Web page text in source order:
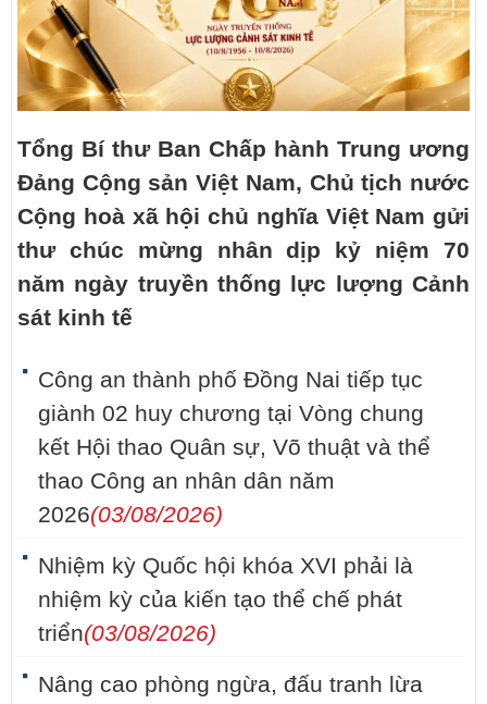
Tổng Bí thư Ban Chấp hành Trung ương
Đảng Cộng sản Việt Nam, Chủ tịch nước
Cộng hoà xã hội chủ nghĩa Việt Nam gửi
thư chúc mừng nhân dịp kỷ niệm 70
năm ngày truyền thống lực lượng Cảnh
sát kinh tế
Công an thành phố Đồng Nai tiếp tục
giành 02 huy chương tại Vòng chung
kết Hội thao Quân sự, Võ thuật và thể
thao Công an nhân dân năm
2026(03/08/2026)
Nhiệm kỳ Quốc hội khóa XVI phải là
nhiệm kỳ của kiến tạo thể chế phát
triển(03/08/2026)
Nâng cao phòng ngừa, đấu tranh lừa